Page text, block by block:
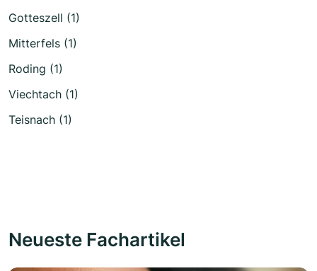
Gotteszell (1)
Mitterfels (1)
Roding (1)
Viechtach (1)
Teisnach (1)
Neueste Fachartikel